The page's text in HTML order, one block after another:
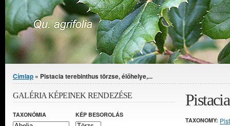
Jelenlegi hely
Címlap » Pistacia terebinthus törzse, élőhelye,...
TAXONOMY:
GALÉRIA KÉPEINEK RENDEZÉSE
TAXONÓMIA KÉP BESOROLÁS